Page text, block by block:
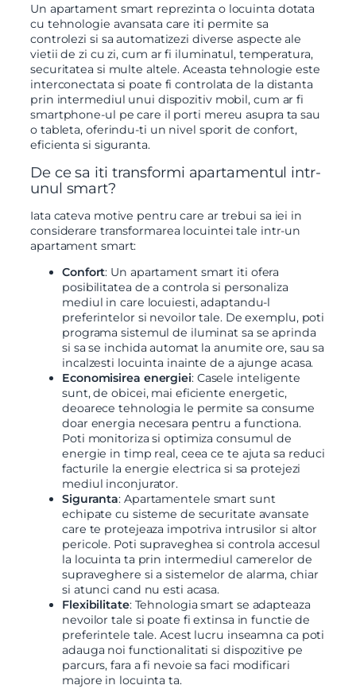
Un apartament smart reprezinta o locuinta dotata
cu tehnologie avansata care iti permite sa
controlezi si sa automatizezi diverse aspecte ale
vietii de zi cu zi, cum ar fi iluminatul, temperatura,
securitatea si multe altele. Aceasta tehnologie este
interconectata si poate fi controlata de la distanta
prin intermediul unui dispozitiv mobil, cum ar fi
smartphone-ul pe care il porti mereu asupra ta sau
o tableta, oferindu-ti un nivel sporit de confort,
eficienta si siguranta.
De ce sa iti transformi apartamentul intr-
unul smart?
Iata cateva motive pentru care ar trebui sa iei in
considerare transformarea locuintei tale intr-un
apartament smart:
Confort: Un apartament smart iti ofera
posibilitatea de a controla si personaliza
mediul in care locuiesti, adaptandu-l
preferintelor si nevoilor tale. De exemplu, poti
programa sistemul de iluminat sa se aprinda
si sa se inchida automat la anumite ore, sau sa
incalzesti locuinta inainte de a ajunge acasa.
Economisirea energiei: Casele inteligente
sunt, de obicei, mai eficiente energetic,
deoarece tehnologia le permite sa consume
doar energia necesara pentru a functiona.
Poti monitoriza si optimiza consumul de
energie in timp real, ceea ce te ajuta sa reduci
facturile la energie electrica si sa protejezi
mediul inconjurator.
Siguranta: Apartamentele smart sunt
echipate cu sisteme de securitate avansate
care te protejeaza impotriva intrusilor si altor
pericole. Poti supraveghea si controla accesul
la locuinta ta prin intermediul camerelor de
supraveghere si a sistemelor de alarma, chiar
si atunci cand nu esti acasa.
Flexibilitate: Tehnologia smart se adapteaza
nevoilor tale si poate fi extinsa in functie de
preferintele tale. Acest lucru inseamna ca poti
adauga noi functionalitati si dispozitive pe
parcurs, fara a fi nevoie sa faci modificari
majore in locuinta ta.